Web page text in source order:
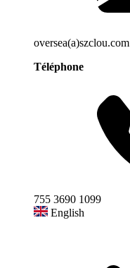
oversea(a)szclou.com
Téléphone
755 3690 1099
English